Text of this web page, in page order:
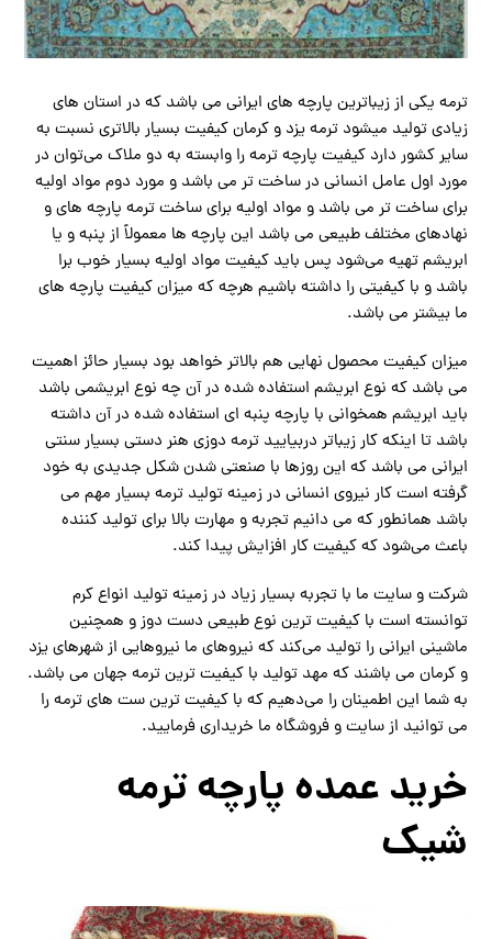
ترمه یکی از زیباترین پارچه های ایرانی می باشد که در استان های
زیادی تولید میشود ترمه یزد و کرمان کیفیت بسیار بالاتری نسبت به
سایر کشور دارد کیفیت پارچه ترمه را وابسته به دو ملاک می‌توان در
مورد اول عامل انسانی در ساخت تر می باشد و مورد دوم مواد اولیه
برای ساخت تر می باشد و مواد اولیه برای ساخت ترمه پارچه های و
نهادهای مختلف طبیعی می باشد این پارچه ها معمولاً از پنبه و یا
ابریشم تهیه می‌شود پس باید کیفیت مواد اولیه بسیار خوب برا
باشد و با کیفیتی را داشته باشیم هرچه که میزان کیفیت پارچه های
ما بیشتر می باشد.
میزان کیفیت محصول نهایی هم بالاتر خواهد بود بسیار حائز اهمیت
می باشد که نوع ابریشم استفاده شده در آن چه نوع ابریشمی باشد
باید ابریشم همخوانی با پارچه پنبه ای استفاده شده در آن داشته
باشد تا اینکه کار زیباتر دربیایید ترمه دوزی هنر دستی بسیار سنتی
ایرانی می باشد که این روزها با صنعتی شدن شکل جدیدی به خود
گرفته است کار نیروی انسانی در زمینه تولید ترمه بسیار مهم می
باشد همانطور که می دانیم تجربه و مهارت بالا برای تولید کننده
باعث می‌شود که کیفیت کار افزایش پیدا کند.
شرکت و سایت ما با تجربه بسیار زیاد در زمینه تولید انواع کرم
توانسته است با کیفیت ترین نوع طبیعی دست دوز و همچنین
ماشینی ایرانی را تولید می‌کند که نیروهای ما نیروهایی از شهرهای یزد
و کرمان می باشند که مهد تولید با کیفیت ترین ترمه جهان می باشد.
به شما این اطمینان را می‌دهیم که با کیفیت ترین ست های ترمه را
می توانید از سایت و فروشگاه ما خریداری فرمایید.
خرید عمده پارچه ترمه
شیک